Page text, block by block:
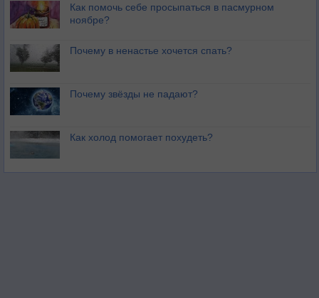
Как помочь себе просыпаться в пасмурном
ноябре?
Почему в ненастье хочется спать?
Почему звёзды не падают?
Как холод помогает похудеть?